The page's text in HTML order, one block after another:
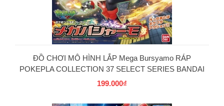
ĐỒ CHƠI MÔ HÌNH LẮP Mega Bursyamo RÁP
POKEPLA COLLECTION 37 SELECT SERIES BANDAI
199.000₫